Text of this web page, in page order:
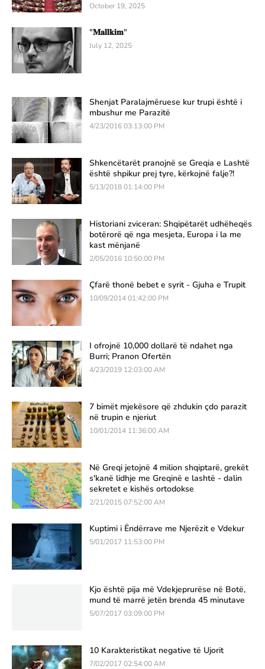
October 19, 2025
"𝐌𝐚𝐥𝐥𝐤𝐢𝐦"
July 12, 2025
Shenjat Paralajmëruese kur trupi është i
mbushur me Parazitë
4/23/2016 03:13:00 PM
Shkencëtarët pranojnë se Greqia e Lashtë
është shpikur prej tyre, kërkojnë falje?!
5/13/2018 01:14:00 PM
Historiani zviceran: Shqipëtarët udhëheqës
botërorë që nga mesjeta, Europa i la me
kast mënjanë
2/05/2016 10:50:00 PM
Çfarë thonë bebet e syrit - Gjuha e Trupit
10/09/2014 01:42:00 PM
I ofrojnë 10,000 dollarë të ndahet nga
Burri; Pranon Ofertën
4/23/2019 12:03:00 AM
7 bimët mjekësore që zhdukin çdo parazit
në trupin e njeriut
10/01/2014 11:36:00 AM
Në Greqi jetojnë 4 milion shqiptarë, grekët
s'kanë lidhje me Greqinë e lashtë - dalin
sekretet e kishës ortodokse
2/21/2015 07:52:00 AM
Kuptimi i Ëndërrave me Njerëzit e Vdekur
5/01/2017 11:53:00 PM
Kjo është pija më Vdekjeprurëse në Botë,
mund të marrë jetën brenda 45 minutave
5/07/2017 03:09:00 PM
10 Karakteristikat negative të Ujorit
7/02/2017 02:54:00 AM